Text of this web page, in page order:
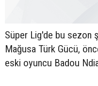
Süper Lig'de bu sezon
Mağusa Türk Gücü,
eski oyuncu Badou